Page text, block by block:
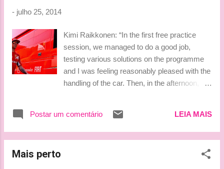
Rosberg (Mercedes) P2: Valtteri Bottas
(Williams) P3: Lewis Hamilton (Mercedes)
P4: Sebastian Vettel (Red Bull) P5: Fernando
Alonso (Ferrari) Volta mais rápida: Lewis
Hamilton (Mercedes) 1º a abandonar: Felipe
www.formula1.com E este é o resultado do
- julho 25, 2014
Kimi Raikkonen: “In the first free practice
session, we managed to do a good job,
testing various solutions on the programme
and I was feeling reasonably pleased with the
handling of the car. Then, in the afternoon, I
compound seemed worse as the
temperature went up and that affected the
problems. In the second part of the session I
Postar um comentário LEIA MAIS
Mais perto